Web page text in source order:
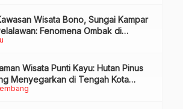
Wisata Bono, Sungai Kampar
Fenomena Ombak di
Sungai yang Mendunia, Review
Wisata Punti Kayu: Hutan Pinus
Menyegarkan di Tengah Kota